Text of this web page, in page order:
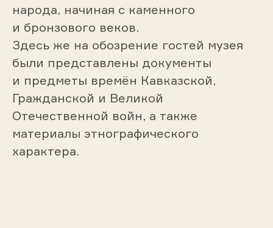
народа, начиная с каменного
и бронзового веков.
Здесь же на обозрение гостей музея
были представлены документы
и предметы времён Кавказской,
Гражданской и Великой
Отечественной войн, а также
материалы этнографического
характера.